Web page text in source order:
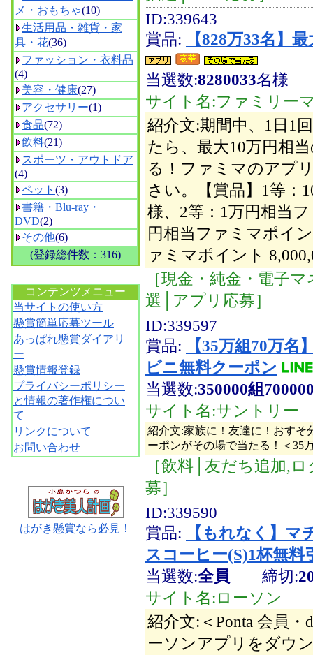
メ・おもちゃ(10)
生活用品・雑貨・家
具・花(36)
ファッション・衣料品
(4)
美容・健康(27)
アクセサリー(1)
食品(72)
飲料(21)
スポーツ・アウトドア
(4)
ペット (3)
書籍・Blu-ray・
DVD(2)
その他(6)
(登録総件数：316)
コンテンツメニュー
当サイトの使い方
懸賞簡単応募ツール
あっぱれ懸賞ダイアリ
ー
懸賞情報登録
プライバシーポリシー
と情報の著作権につい
て
リンクについて
お問い合わせ
はがき懸賞なら必見！
ID:339643
賞品:
【828万33名】
当選数:8280033名様
サイト名:ファミリー
紹介文:期間中、1日1
たら、最大10万円相
る！ファミマのアプ
さい。【賞品】1等：
様、2等：1万円相当
円相当ファミマポイ
ァミマポイント
［現金・純金・電子
選│アプリ応募］
ID:339597
賞品:
【35万組70万
ビニ無料クーポン
当選数:350000組
サイト名:サントリー
紹介文:家族に！友達に！おすそ
ーポンがその場で当たる！＜35
［飲料│友だち追加,
募］
ID:339590
賞品:
【もれなく】
スコーヒー(S)1杯無料
当選数:全員 締切:
サイト名:ローソン
紹介文:＜Ponta 会員
ーソンアプリをダウ